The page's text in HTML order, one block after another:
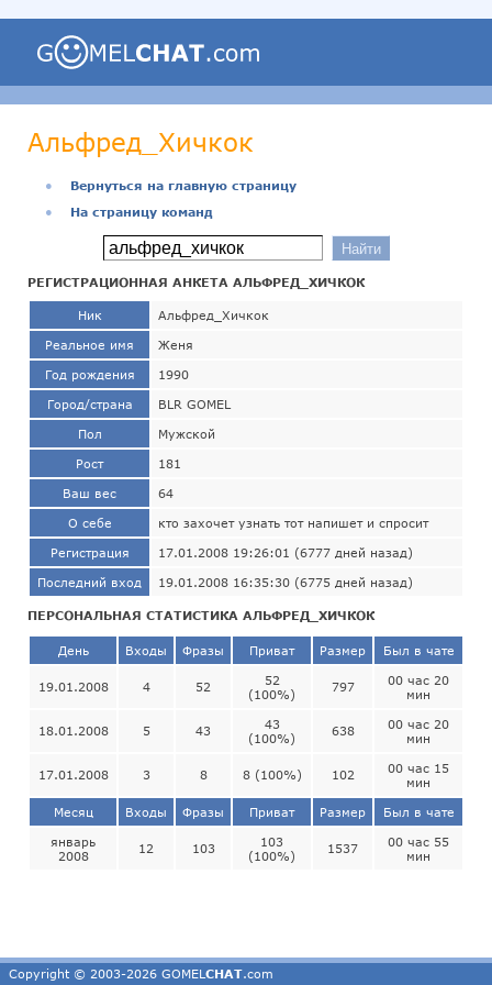
Альфред_Хичкок
●
Вернуться на главную страницу
●
На страницу команд
РЕГИСТРАЦИОННАЯ АНКЕТА АЛЬФРЕД_ХИЧКОК
Ник Альфред_Хичкок
Реальное имя Женя
Год рождения 1990
Город/страна BLR GOMEL
Пол Мужской
Рост 181
Ваш вес 64
О себе кто захочет узнать тот напишет и спросит
Регистрация 17.01.2008 19:26:01 (6777 дней назад)
Последний вход 19.01.2008 16:35:30 (6775 дней назад)
ПЕРСОНАЛЬНАЯ СТАТИСТИКА АЛЬФРЕД_ХИЧКОК
День Входы Фразы Приват Размер Был в чате
19.01.2008 4 52
52
(100%)
797
00 час 20
мин
18.01.2008 5 43
43
(100%)
638
00 час 20
мин
17.01.2008 3 8 8 (100%) 102
00 час 15
мин
Месяц Входы Фразы Приват Размер Был в чате
январь
2008
12 103
103
(100%)
1537
00 час 55
мин
Copyright © 2003-2026 GOMEL CHAT.com